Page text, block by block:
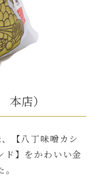
店）
【八丁味噌カシ
ド】をかわいい金